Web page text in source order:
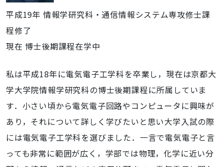
平成19年 情報学研究科・通信情報システム専攻修士課
程修了
現在 博士後期課程在学中
私は平成18年に電気電子工学科を卒業し，現在は京都大
学大学院情報学研究科の博士後期課程に所属していま
す．小さい頃から電気電子回路やコンピュータに興味が
あり，それについて詳しく学びたいと思い大学入試の際
には電気電子工学科を選びました．一言で電気電子と言
っても非常に範囲が広く，学部では物理，化学に近い分